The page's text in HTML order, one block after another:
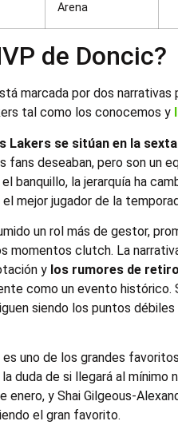
Arena
de Doncic?
marcada por dos
tal como los conocemos y
Lakers se sitúan en la
fans deseaban, pero son un
banquillo, la jerarquía ha
mejor jugador de la
un rol más de gestor,
momentos clutch. La
y los rumores de
como un evento histórico.
siendo los puntos débiles
es uno de los grandes
duda de si llegará al mínimo
enero, y Shai Gilgeous-
el gran favorito.